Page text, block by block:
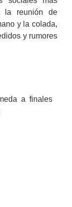
la reunión de
y la colada,
y rumores
a finales